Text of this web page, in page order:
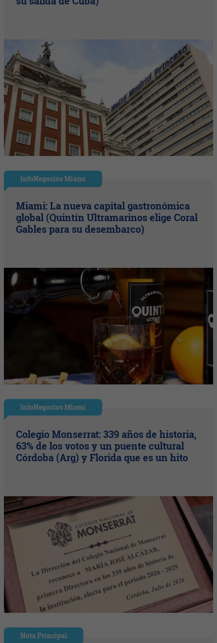
InfoNegocios Miami
Miami: La nueva capital gastronómica
global (Quintín Ultramarinos elige Coral
Gables para su desembarco)
InfoNegocios Miami
Colegio Monserrat: 339 años de historia,
63% de los votos y un puente cultural
Córdoba (Arg) y Florida que es un hito
Nota Principal